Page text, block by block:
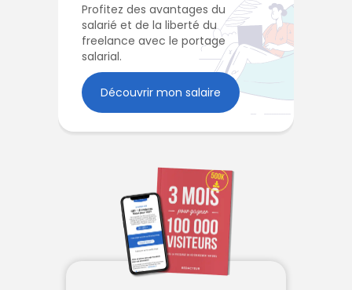
Profitez des avantages du
salarié et de la liberté du
freelance avec le portage
salarial.
Découvrir mon salaire